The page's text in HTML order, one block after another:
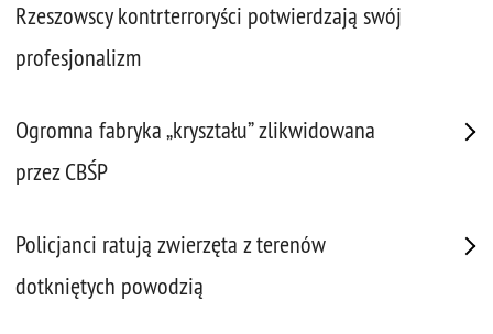
Rzeszowscy kontrterroryści potwierdzają swój
profesjonalizm
Ogromna fabryka „kryształu” zlikwidowana
przez CBŚP
Policjanci ratują zwierzęta z terenów
dotkniętych powodzią